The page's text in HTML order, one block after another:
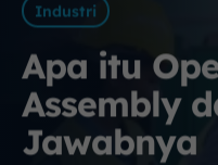
Industri
Apa itu
Assembly
Jawabnya